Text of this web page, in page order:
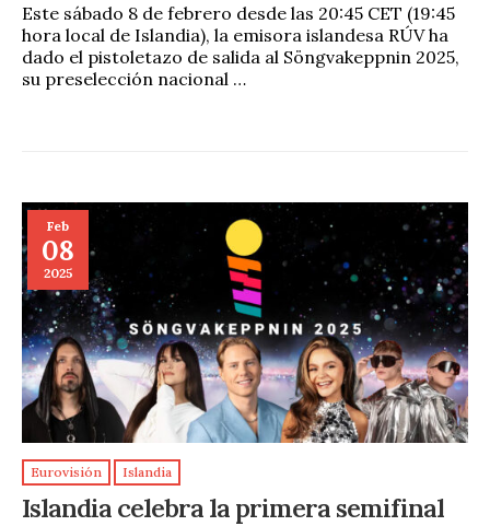
Este sábado 8 de febrero desde las 20:45 CET (19:45
hora local de Islandia), la emisora islandesa RÚV ha
dado el pistoletazo de salida al Söngvakeppnin 2025,
su preselección nacional …
Feb
08
2025
Eurovisión Islandia
Islandia celebra la primera semifinal